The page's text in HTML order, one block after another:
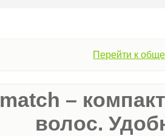
Перейти к
–
волос.